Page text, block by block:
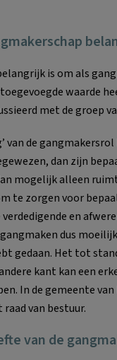
is om als
waarde
met de groep
van de
dan zijn
mogelijk alleen
te zorgen voor
en
dus
gedaan. Het tot
kant kan een
In de gemeente
van bestuur.
van de